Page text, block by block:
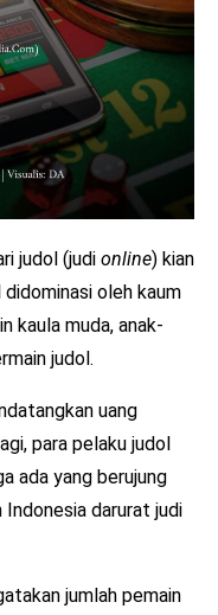
judol (judi online) kian
oleh kaum
kaula muda, anak-
judol.
uang
para pelaku judol
ada yang berujung
Indonesia darurat judi
jumlah pemain